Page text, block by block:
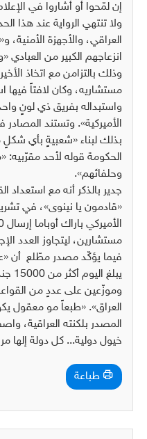
إن لمّحوا أو أشاروا في
ولا تنتهي الرواية عند هذا
العراقي، والأجهزة الأمنية،
انزعاجهم الكبير من
وذلك بالتزامن مع اتخاذ
مستشاريه، وكان لافتاً فيها
واستبداله بفريق ذي لونٍ
الأميركية». وتستند
بذلك لبناء «شعبيةٍ بأي
الحكومة قوله لأحد مقرّبيه:
وحلفائهم».
جدير بالذكر أنه مع استعداد
«قادمون يا نينوى»، في
مستشارين، ليتجاوز العدد
فيما يؤكّد مصدر مطّلع أن
وموزّعين على عددٍ من
العراق». «طبعاً مو معقول
المصدر بلكنته العراقية،
خيول دولية... كل دولة إلها
طباعة